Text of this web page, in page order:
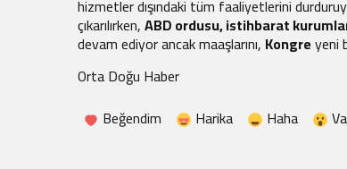
hizmetler dışındaki tüm faaliyetlerini
çıkarılırken,ABD ordusu, istihbarat
devam ediyor ancak maaşlarını, Kongreyeni
Orta Doğu Haber
Beğendim
Harika Haha